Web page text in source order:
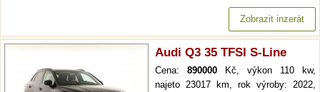
Zobrazit inzerát
Audi Q3 35 TFSI S-Line
Cena: 890000 Kč, výkon 110 kw,
najeto 23017 km, rok výroby: 2022,